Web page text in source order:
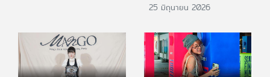
25 มิถุนายน 2026